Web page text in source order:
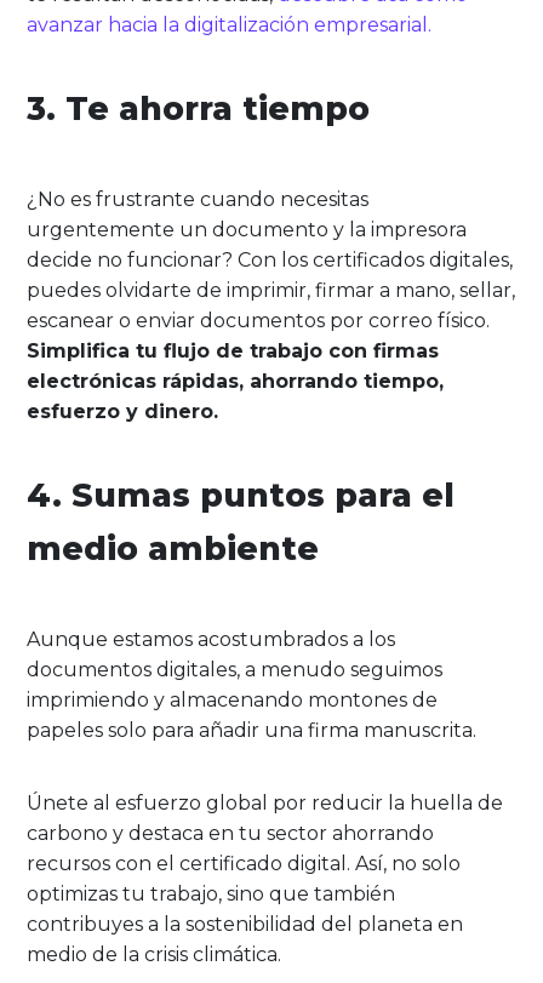
avanzar hacia la digitalización empresarial.
3. Te ahorra tiempo
¿No es frustrante cuando necesitas
urgentemente un documento y la impresora
decide no funcionar? Con los certificados digitales,
puedes olvidarte de imprimir, firmar a mano, sellar,
escanear o enviar documentos por correo físico.
Simplifica tu flujo de trabajo con firmas
electrónicas rápidas, ahorrando tiempo,
esfuerzo y dinero.
4. Sumas puntos para el
medio ambiente
Aunque estamos acostumbrados a los
documentos digitales, a menudo seguimos
imprimiendo y almacenando montones de
papeles solo para añadir una firma manuscrita.
Únete al esfuerzo global por reducir la huella de
carbono y destaca en tu sector ahorrando
recursos con el certificado digital. Así, no solo
optimizas tu trabajo, sino que también
contribuyes a la sostenibilidad del planeta en
medio de la crisis climática.